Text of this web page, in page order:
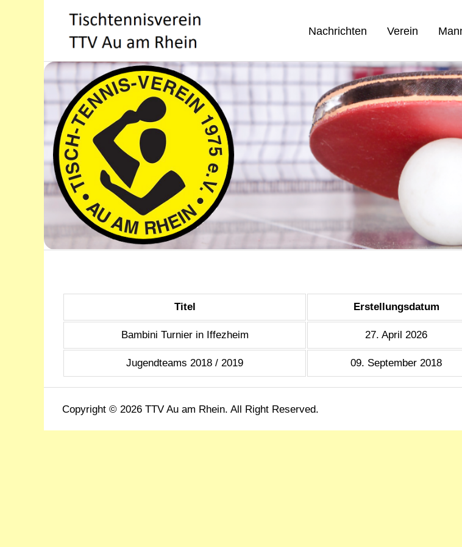
Nachrichten Verein
Titel Erstellungsdatum
Bambini Turnier in Iffezheim 27. April 2026
Jugendteams 2018 / 2019 09. September 2018
Copyright © 2026 TTV Au am Rhein. All Right Reserved.